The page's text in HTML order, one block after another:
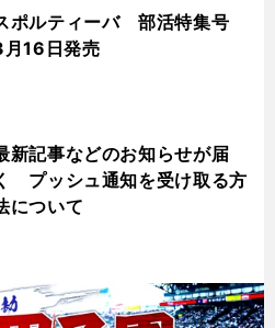
ポルティーバ 部活特集号
月16日発売
新記事などのお知らせが届
プッシュ通知を受け取る方
について